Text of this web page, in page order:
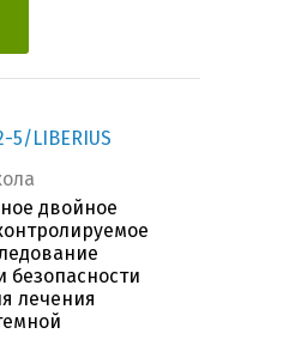
5/LIBERIUS
двойное
лечения